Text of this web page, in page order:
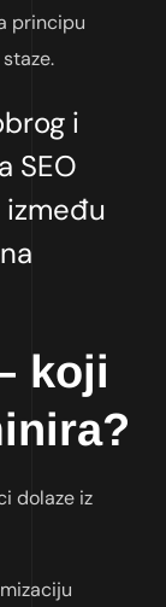
principu
i
SEO
koji
dolaze iz